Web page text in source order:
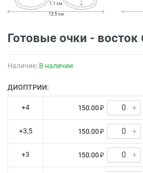
1.1 см
13.5 см
Готовые очки - восток
Наличие: В наличии
ДИОПТРИИ:
+4 150.00 ₽
+3,5 150.00 ₽
+3 150.00 ₽